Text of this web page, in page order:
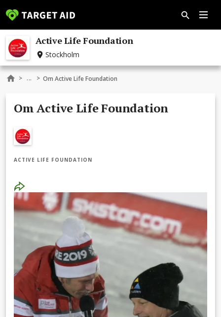
Active Life Foundation
Stockholm
> ... > Om Active Life Foundation
Om Active Life Foundation
ACTIVE LIFE FOUNDATION